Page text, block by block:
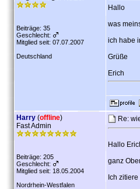
Beiträge: 35
Geschlecht:
Mitglied seit: 07.07.2007
Deutschland
Hallo
was
ich habe
Grüße
Erich
Harry (offline)
Fast Admin
Beiträge: 205
Geschlecht:
Mitglied seit: 18.05.2004
Nordrhein-Westfalen
Re:
Hallo
ganz
Ich